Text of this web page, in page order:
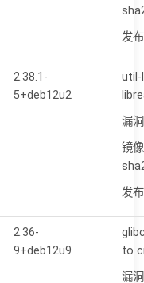
发
2.38.1-
5+deb12u2
util-
漏
镜
发
2.36-
9+deb12u9
to
漏